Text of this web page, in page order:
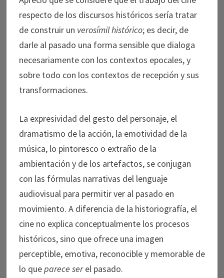
respecto de los discursos históricos sería tratar
de construir un verosímil histórico; es decir, de
darle al pasado una forma sensible que dialoga
necesariamente con los contextos epocales, y
sobre todo con los contextos de recepción y sus
transformaciones.
La expresividad del gesto del personaje, el
dramatismo de la acción, la emotividad de la
música, lo pintoresco o extraño de la
ambientación y de los artefactos, se conjugan
con las fórmulas narrativas del lenguaje
audiovisual para permitir ver al pasado en
movimiento. A diferencia de la historiografía, el
cine no explica conceptualmente los procesos
históricos, sino que ofrece una imagen
perceptible, emotiva, reconocible y memorable de
lo queparece serel pasado.